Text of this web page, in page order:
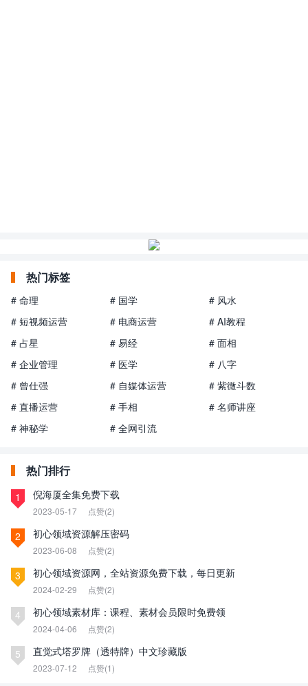
热门标签
# 命理 # 国学
# 风水
# 短视频运营
# 电商运营
# AI教程
# 占星
# 易经
# 面相
# 企业管理
# 医学
# 八字
# 曾仕强
# 自媒体运营
# 紫微斗数
# 直播运营
# 手相
# 名师讲座
# 神秘学
# 全网引流
热门排行
1 倪海厦全集免费下载
2023-05-17 点赞(2)
2 初心领域资源解压密码
2023-06-08 点赞(2)
3 初心领域资源网，全站资源免费下载，每日更新
2024-02-29 点赞(2)
4 初心领域素材库：课程、素材会员限时免费领
2024-04-06 点赞(2)
5 直觉式塔罗牌（透特牌）中文珍藏版
2023-07-12 点赞(1)